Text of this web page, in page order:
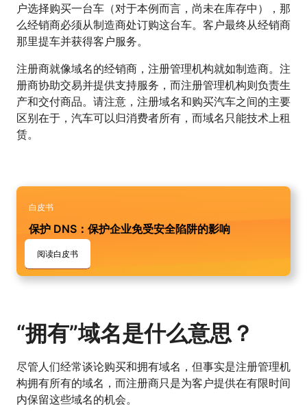
户选择购买一台车（对于本例而言，尚未在库存中），那
么经销商必须从制造商处订购这台车。客户最终从经销商
那里提车并获得客户服务。
注册商就像域名的经销商，注册管理机构就如制造商。注
册商协助交易并提供支持服务，而注册管理机构则负责生
产和交付商品。请注意，注册域名和购买汽车之间的主要
区别在于，汽车可以归消费者所有，而域名只能技术上租
赁。
白皮书
保护 DNS：保护企业免受安全陷阱的影响
阅读白皮书
“拥有”域名是什么意思？
尽管人们经常谈论购买和拥有域名，但事实是注册管理机
构拥有所有的域名，而注册商只是为客户提供在有限时间
内保留这些域名的机会。